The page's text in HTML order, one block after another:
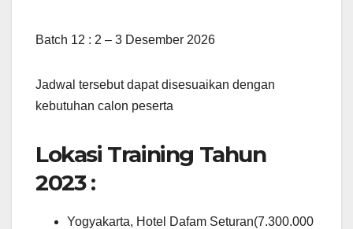
Batch 12 : 2 – 3 Desember 2026
Jadwal tersebut dapat disesuaikan dengan
kebutuhan calon peserta
Lokasi Training Tahun
2023 :
Yogyakarta, Hotel Dafam Seturan(7.300.000